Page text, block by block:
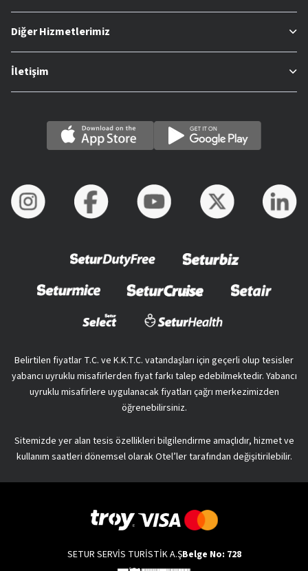
Diğer Hizmetlerimiz
İletişim
Belirtilen fiyatlar T.C. ve K.K.T.C. vatandaşları için geçerli olup tesisler
yabancı uyruklu misafirlerden fiyat farkı talep edebilmektedir. Yabancı
uyruklu misafirlere uygulanacak fiyatları çağrı merkezimizden
öğrenebilirsiniz.
Sitemizde yer alan tesis özellikleri bilgilendirme amaçlıdır, hizmet ve
kullanım saatleri dönemsel olarak Otel’ler tarafından değişitirilebilir.
SETUR SERVİS TURİSTİK A.ŞBelge No: 728